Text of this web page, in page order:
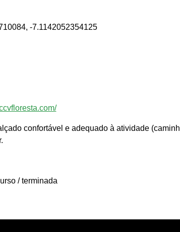
-7.1142052354125
confortável e adequado à atividade
/ terminada